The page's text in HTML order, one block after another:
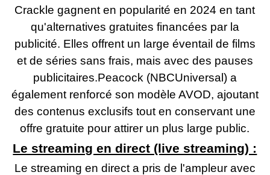
Crackle gagnent en popularité en 2024 en tant
qu'alternatives gratuites financées par la
publicité. Elles offrent un large éventail de films
et de séries sans frais, mais avec des pauses
publicitaires.Peacock (NBCUniversal) a
également renforcé son modèle AVOD, ajoutant
des contenus exclusifs tout en conservant une
offre gratuite pour attirer un plus large public.
Le streaming en direct (live streaming) :
Le streaming en direct a pris de l'ampleur avec